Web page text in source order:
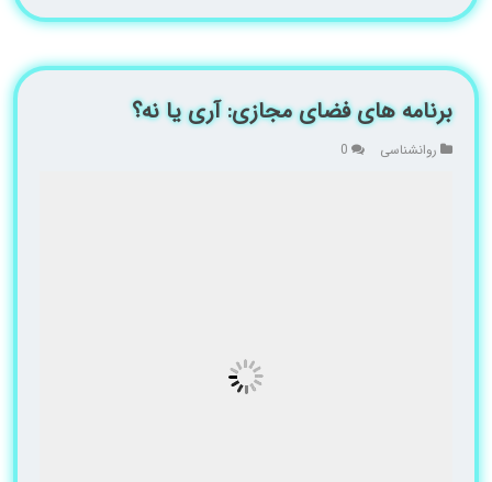
برنامه های فضای مجازی: آری یا نه؟
روانشناسی 0